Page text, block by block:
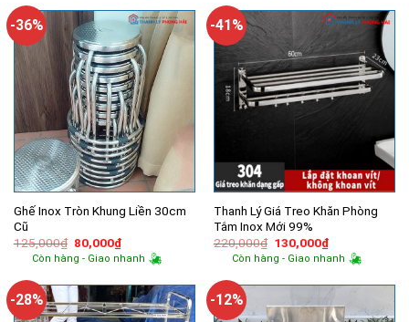
1,070,000₫.
300,000₫.
-36%
Ghế Inox Tròn Khung Liền 30cm
Cũ
125,000₫ Giá
gốc
là:
80,000₫Giá
hiện
tại
80,000₫.
Còn hàng - Giao nhanh
-41%
Thanh Lý Giá Treo Khăn Phòng
Tắm Inox Mới 99%
220,000₫ Giá
gốc
là:
130,000₫Giá
hiện
tại
130,000₫.
Còn hàng - Giao nhanh
-28% -12%